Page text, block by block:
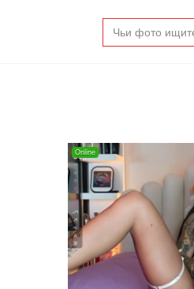
Search
for: